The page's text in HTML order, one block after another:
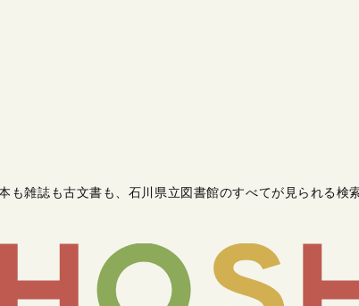
も雑誌も古文書も 石川県立図書館のすべてが見られる検